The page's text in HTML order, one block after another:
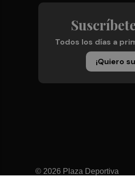
Todos los días a
¡Quiero
© 2026 Plaza Deportiva